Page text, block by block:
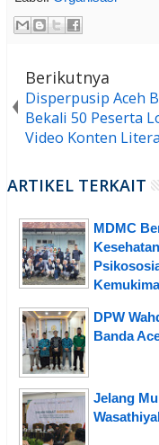
Berikutnya
Disperpusip Aceh
Bekali 50 Peserta
Video Konten
ARTIKEL TERKAIT
MDMC
DPW
Banda
Jelang